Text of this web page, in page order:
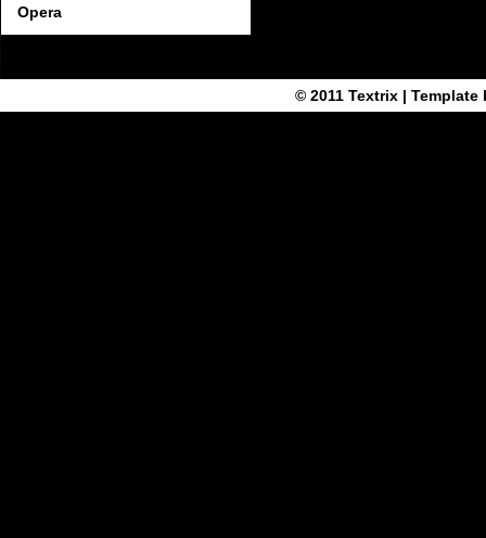
Opera
© 2011 Textrix| Template